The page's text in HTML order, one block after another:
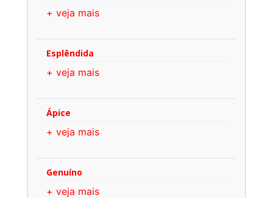
+ veja mais
Esplêndida
+ veja mais
Ápice
+ veja mais
Genuíno
+ veja mais